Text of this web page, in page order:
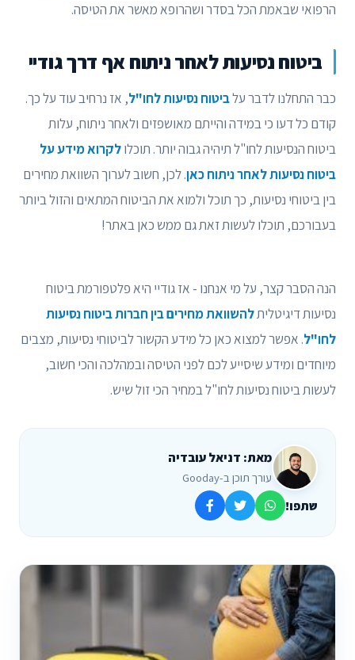
הרפואי שבאמת הכל בסדר ושהרופא מאשר את הטיסה.
ביטוח נסיעות לאחר ניתוח אף דרך גודיי
כבר התחלנו לדבר עלביטוח נסיעות לחו"ל, אז נרחיב עוד על כך.
קודם כל דעו כי במידה והייתם מאושפזים ולאחר ניתוח, עלות
ביטוח הנסיעות לחו"ל תיהיה גבוה יותר. תוכלולקרוא מידע על
ביטוח נסיעות לאחר ניתוח כאן. לכן, חשוב לערוך השוואת מחירים
בין ביטוחי נסיעות, כך תוכל ולמוא את הביטוח המתאים והזול ביותר
בעבורכם, תוכלו לעשות זאת גם ממש כאן באתר!
הנה הסבר קצר, על מי אנחנו - אז גודיי היא פלטפורמת ביטוח
נסיעות דיגיטליתלהשוואת מחירים בין חברות ביטוח נסיעות
לחו"ל. אפשר למצוא כאן כל מידע הקשור לביטוחי נסיעות, מצבים
מיוחדים ומידע שיסייע לכם לפני הטיסה ובמהלכה והכי חשוב,
לעשות ביטוח נסיעות לחו"ל במחיר הכי זול שיש.
מאת: דניאל עובדיה
עורך תוכן ב-Gooday
שתפו!